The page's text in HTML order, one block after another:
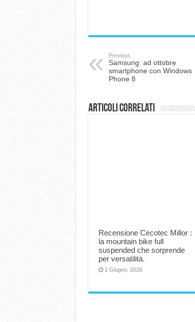
Previous
Samsung: ad ottobre
smartphone con Windows
Phone 8
Articoli correlati
Recensione Cecotec Millor :
la mountain bike full
suspended che sorprende
per versatilità.
1 Giugno, 2026